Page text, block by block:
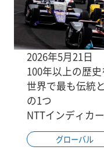
2026年5月21日
100年以上の歴
世界で最も伝統
の1つ
NTTインディカ
グローバル